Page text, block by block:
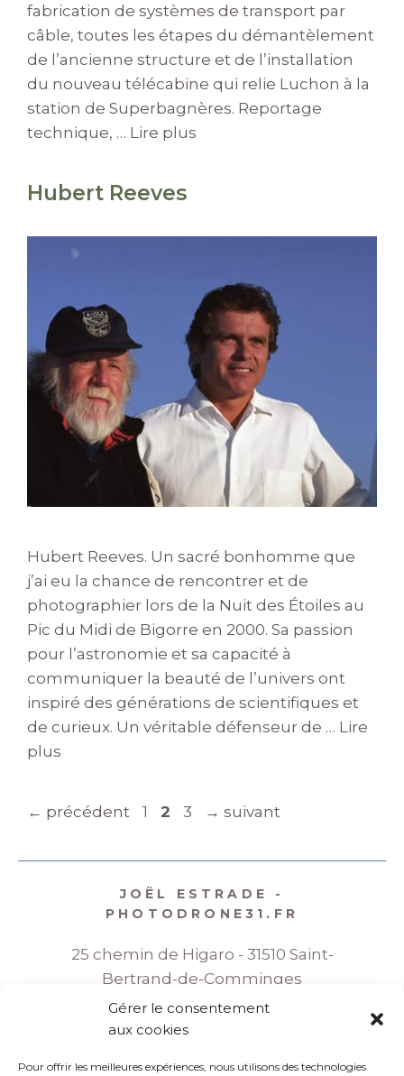
Gérer le consentement
aux cookies
Pour offrir les meilleures expériences, nous utilisons des technologies
fabrication de systèmes de transport par
câble, toutes les étapes du démantèlement
de l’ancienne structure et de l’installation
du nouveau télécabine qui relie Luchon à la
station de Superbagnères. Reportage
technique, … Lire plus
Hubert Reeves
Hubert Reeves. Un sacré bonhomme que
j’ai eu la chance de rencontrer et de
photographier lors de la Nuit des Étoiles au
Pic du Midi de Bigorre en 2000. Sa passion
pour l’astronomie et sa capacité à
communiquer la beauté de l’univers ont
inspiré des générations de scientifiques et
de curieux. Un véritable défenseur de … Lire
plus
← précédent Page
1 Page
2 Page
3 → suivant
JOËL ESTRADE -
PHOTODRONE31.FR
25 chemin de Higaro - 31510 Saint-
Bertrand-de-Comminges
06 08 35 86 70